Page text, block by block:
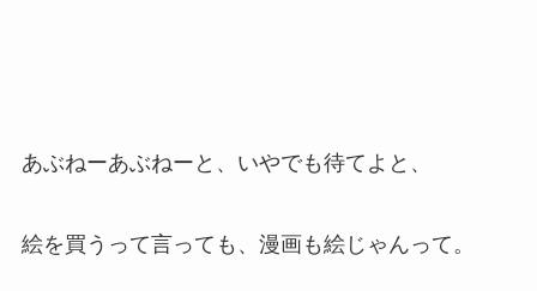
あぶねーあぶねーと、いやでも待てよと、
絵を買うって言っても、漫画も絵じゃんって。